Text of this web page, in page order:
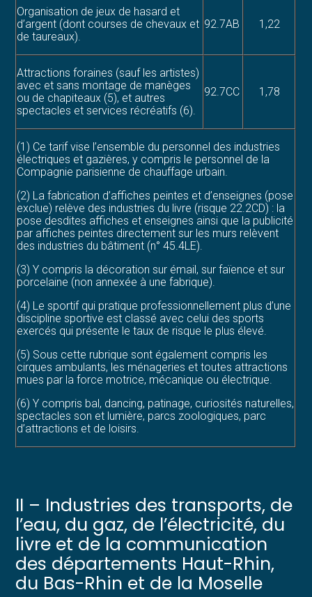
Organisation de jeux de hasard et
d’argent (dont courses de chevaux et
de taureaux).
92.7AB 1,22
Attractions foraines (sauf les artistes)
avec et sans montage de manèges
ou de chapiteaux (5), et autres
spectacles et services récréatifs (6).
92.7CC 1,78
(1) Ce tarif vise l’ensemble du personnel des industries
électriques et gazières, y compris le personnel de la
Compagnie parisienne de chauffage urbain.
(2) La fabrication d’affiches peintes et d’enseignes (pose
exclue) relève des industries du livre (risque 22.2CD) : la
pose desdites affiches et enseignes ainsi que la publicité
par affiches peintes directement sur les murs relèvent
des industries du bâtiment (n° 45.4LE).
(3) Y compris la décoration sur émail, sur faïence et sur
porcelaine (non annexée à une fabrique).
(4) Le sportif qui pratique professionnellement plus d’une
discipline sportive est classé avec celui des sports
exercés qui présente le taux de risque le plus élevé.
(5) Sous cette rubrique sont également compris les
cirques ambulants, les ménageries et toutes attractions
mues par la force motrice, mécanique ou électrique.
(6) Y compris bal, dancing, patinage, curiosités naturelles,
spectacles son et lumière, parcs zoologiques, parc
d’attractions et de loisirs.
II – Industries des transports, de
l’eau, du gaz, de l’électricité, du
livre et de la communication
des départements Haut-Rhin,
du Bas-Rhin et de la Moselle